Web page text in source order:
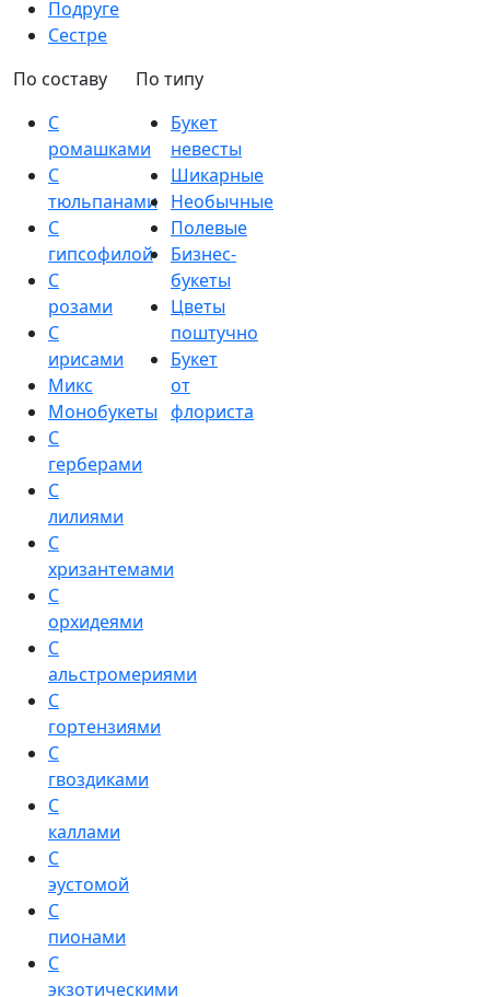
Подруге
Сестре
По составу
С
ромашками
С
тюльпанами
С
гипсофилой
С
розами
С
ирисами
Микс
Монобукеты
С
герберами
С
лилиями
С
хризантемами
С
орхидеями
С
альстромериями
С
гортензиями
С
гвоздиками
С
каллами
С
эустомой
С
пионами
С
экзотическими
По типу
Букет
невесты
Шикарные
Необычные
Полевые
Бизнес-
букеты
Цветы
поштучно
Букет
от
флориста